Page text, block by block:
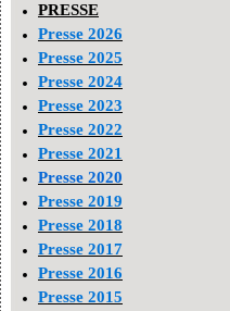
PRESSE
Presse 2026
Presse 2025
Presse 2024
Presse 2023
Presse 2022
Presse 2021
Presse 2020
Presse 2019
Presse 2018
Presse 2017
Presse 2016
Presse 2015